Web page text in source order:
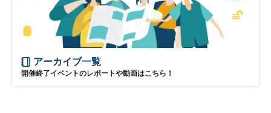
アーカイブ一覧
開催終了イベントのレポートや動画はこちら！